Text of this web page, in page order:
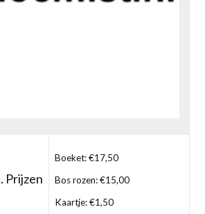
Prijzen
Boeket: €17,50
Bos rozen: €15,00
Kaartje: €1,50